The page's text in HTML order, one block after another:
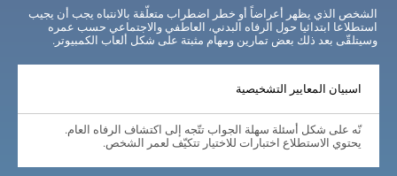
الشخص الذي يظهر أعراضاً أو خطر اضطراب متعلّقة بالانتباه يجب أن يجيب
استطلاعا ابتدائيا حول الرفاه البدني، العاطفي والاجتماعي حسب عمره
وسيتلقّى بعد ذلك بعض تمارين ومهام مثبتة على شكل ألعاب الكمبيوتر.
اسبيان المعايير التشخيصية
نّه على شكل أسئلة سهلة الجواب تتّجه إلى اكتشاف الرفاه العام.
يحتوي الاستطلاع اختبارات للاختيار تتكيّف لعمر الشخص.